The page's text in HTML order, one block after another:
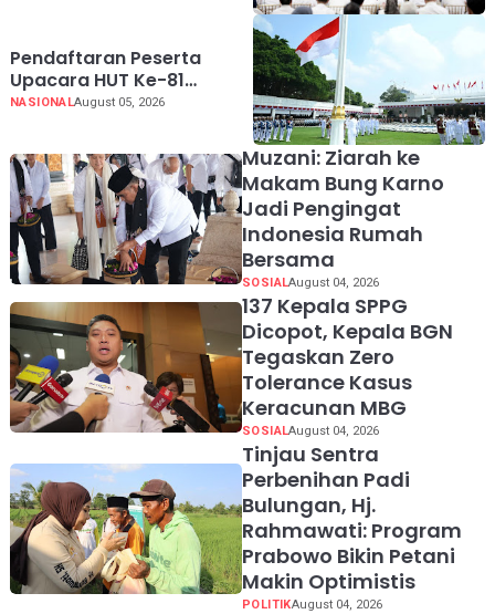
Pendaftaran Peserta
Upacara HUT Ke-81
Kemerdekaan RI di Istana
NASIONALAugust 05, 2026
Muzani: Ziarah ke
Makam Bung Karno
Jadi Pengingat
Indonesia Rumah
Bersama
SOSIALAugust 04, 2026
137 Kepala SPPG
Dicopot, Kepala BGN
Tegaskan Zero
Tolerance Kasus
Keracunan MBG
SOSIALAugust 04, 2026
Tinjau Sentra
Perbenihan Padi
Bulungan, Hj.
Rahmawati: Program
Prabowo Bikin Petani
Makin Optimistis
POLITIKAugust 04, 2026